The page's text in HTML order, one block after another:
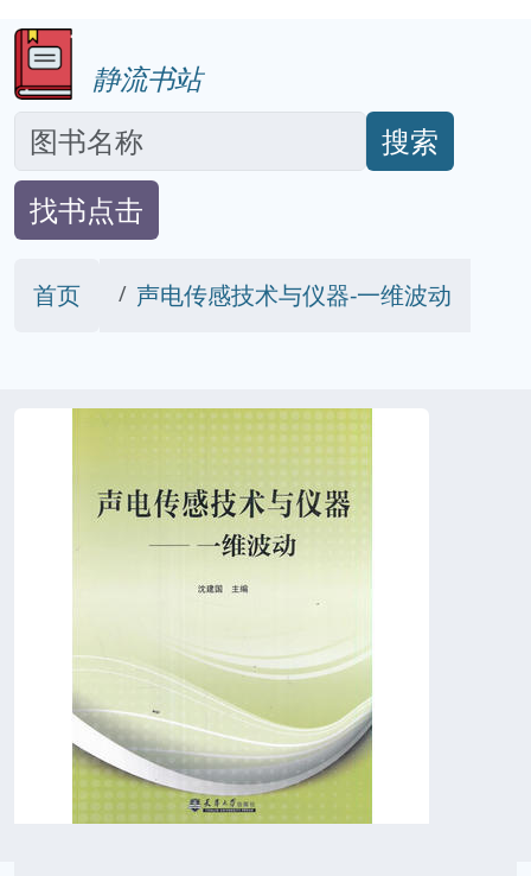
静流书站
搜索
找书点击
首页 声电传感技术与仪器-一维波动